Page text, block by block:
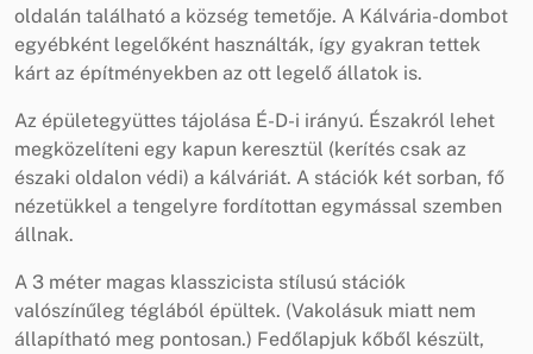
oldalán található a község temetője. A Kálvária-dombot
egyébként legelőként használták, így gyakran tettek
kárt az építményekben az ott legelő állatok is.
Az épületegyüttes tájolása É-D-i irányú. Északról lehet
megközelíteni egy kapun keresztül (kerítés csak az
északi oldalon védi) a kálváriát. A stációk két sorban, fő
nézetükkel a tengelyre fordítottan egymással szemben
állnak.
A 3 méter magas klasszicista stílusú stációk
valószínűleg téglából épültek. (Vakolásuk miatt nem
állapítható meg pontosan.) Fedőlapjuk kőből készült,